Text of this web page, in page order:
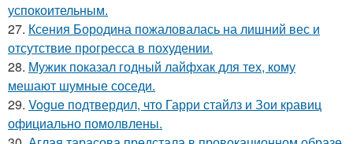
успокоительным.
27. Ксения Бородина пожаловалась на лишний вес и
отсутствие прогресса в похудении.
28. Мужик показал годный лайфхак для тех, кому
мешают шумные соседи.
29. Vogue подтвердил, что Гарри стайлз и Зои кравиц
официально помолвлены.